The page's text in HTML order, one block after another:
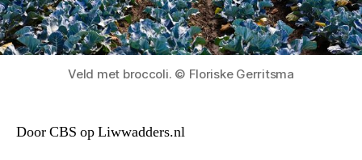
Veld met broccoli. © Floriske Gerritsma
Door CBS op Liwwadders.nl